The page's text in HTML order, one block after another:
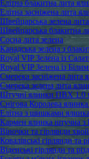
Елітна блакитна лита
Елітна засніжена лита
Швейцарська зелена
Швейцарська блакитна
Сосна лита зелена
Канадська зелена з
Royal VIP Зелена із
Royal VIP Зелена із
Смерека засніжена лита
Смерека зелена лита
Штучні ялинки ПВХ 1.0
Снігова Королева
Елітна з шишками
Кармен ялинка штучна
Віночки та гірлянди
Ковалівські гірлянди та
Віденські гірлянди та